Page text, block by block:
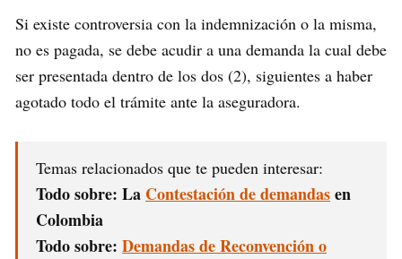
Si existe controversia con la indemnización o la misma,
no es pagada, se debe acudir a una demanda la cual debe
ser presentada dentro de los dos (2), siguientes a haber
agotado todo el trámite ante la aseguradora.
Temas relacionados que te pueden interesar:
Todo sobre: La Contestación de demandasen
Colombia
Todo sobre: Demandas de Reconvención o